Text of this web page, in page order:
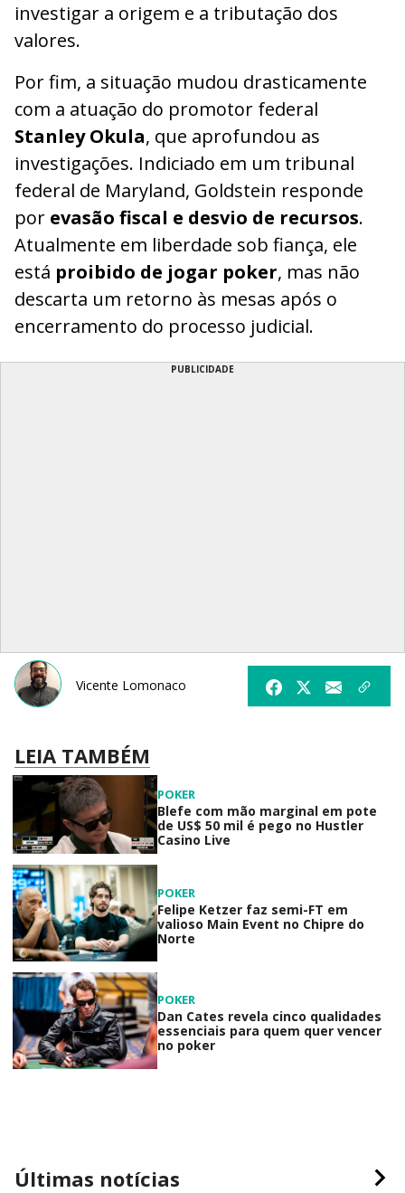
investigar a origem e a tributação dos
valores.
Por fim, a situação mudou drasticamente
com a atuação do promotor federal
Stanley Okula, que aprofundou as
investigações. Indiciado em um tribunal
federal de Maryland, Goldstein responde
por evasão fiscal e desvio de recursos.
Atualmente em liberdade sob fiança, ele
está proibido de jogar poker, mas não
descarta um retorno às mesas após o
encerramento do processo judicial.
PUBLICIDADE
Vicente Lomonaco
LEIA TAMBÉM
POKER
Blefe com mão marginal em pote
de US$ 50 mil é pego no Hustler
Casino Live
POKER
Felipe Ketzer faz semi-FT em
valioso Main Event no Chipre do
Norte
POKER
Dan Cates revela cinco qualidades
essenciais para quem quer vencer
no poker
Últimas notícias